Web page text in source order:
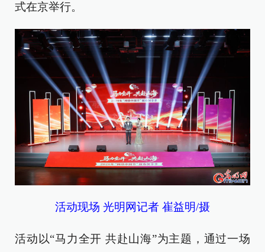
式在京举行。
活动现场 光明网记者 崔益明/摄
活动以“马力全开 共赴山海”为主题，通过一场